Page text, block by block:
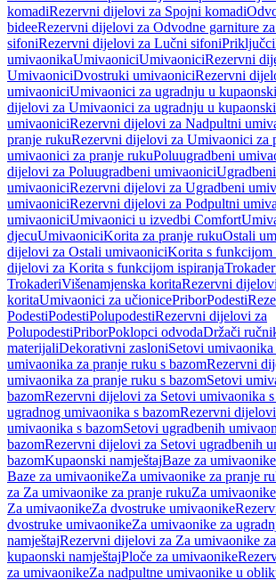
komadiRezervni dijelovi za Spojni komadi
bideeRezervni dijelovi za Odvodne garniture
sifoniRezervni dijelovi za Lučni sifoniPriključci
umivaonikaUmivaoniciUmivaoniciRezervni
UmivaoniciDvostruki umivaoniciRezervni
umivaoniciUmivaonici za ugradnju u
dijelovi za Umivaonici za ugradnju u
umivaoniciRezervni dijelovi za Nadpultni
pranje rukuRezervni dijelovi za Umivaonici za
umivaonici za pranje rukuPoluugradbeni
dijelovi za Poluugradbeni umivaoniciUgradbeni
umivaoniciRezervni dijelovi za Ugradbeni
umivaoniciRezervni dijelovi za Podpultni
umivaoniciUmivaonici u izvedbi Comfort
djecuUmivaoniciKorita za pranje rukuOstali
dijelovi za Ostali umivaoniciKorita s funkcijom
dijelovi za Korita s funkcijom ispiranja
TrokaderiVišenamjenska koritaRezervni
koritaUmivaonici za učionicePriborPodesti
PodestiPodestiPolupodestiRezervni dijelovi za
PolupodestiPriborPoklopci odvodaDržači
materijaliDekorativni zasloniSetovi umivaonika
umivaonika za pranje ruku s bazomRezervni
umivaonika za pranje ruku s bazomSetovi
bazomRezervni dijelovi za Setovi umivaonika
ugradnog umivaonika s bazomRezervni
umivaonika s bazomSetovi ugradbenih
bazomRezervni dijelovi za Setovi ugradbenih
bazomKupaonski namještajBaze za umivaonike
Baze za umivaonikeZa umivaonike za pranje
za Za umivaonike za pranje rukuZa umivaonike
Za umivaonikeZa dvostruke umivaonike
dvostruke umivaonikeZa umivaonike za
namještajRezervni dijelovi za Za umivaonike
kupaonski namještajPloče za umivaonike
za umivaonikeZa nadpultne umivaonike u